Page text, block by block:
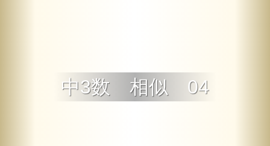
中3数 相似 04